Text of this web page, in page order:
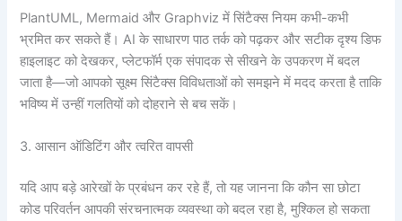
PlantUML, Mermaid और Graphviz में सिंटैक्स नियम कभी-कभी
भ्रमित कर सकते हैं। AI के साधारण पाठ तर्क को पढ़कर और सटीक दृश्य डिफ
हाइलाइट को देखकर, प्लेटफॉर्म एक संपादक से सीखने के उपकरण में बदल
जाता है—जो आपको सूक्ष्म सिंटैक्स विविधताओं को समझने में मदद करता है ताकि
भविष्य में उन्हीं गलतियों को दोहराने से बच सकें।
3. आसान ऑडिटिंग और त्वरित वापसी
यदि आप बड़े आरेखों के प्रबंधन कर रहे हैं, तो यह जानना कि कौन सा छोटा
कोड परिवर्तन आपकी संरचनात्मक व्यवस्था को बदल रहा है, मुश्किल हो सकता